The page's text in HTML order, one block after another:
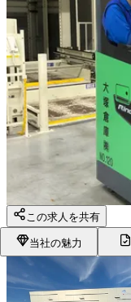
この求人を共有
当社の魅力